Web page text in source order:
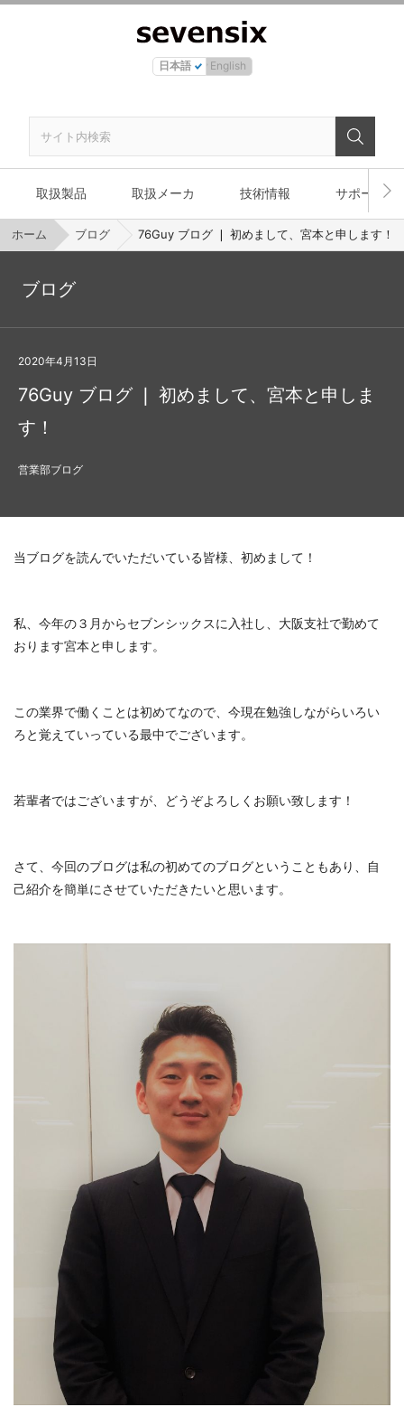
日本語 English
取扱製品 取扱メーカ 技術情報 サポート
ホーム ブログ 76Guy ブログ ❘ 初めまして、宮本と申します！
ブログ
76Guy ブログ ❘ 初めまして、宮本と申しま
す！
営業部ブログ
2020年4月13日
当ブログを読んでいただいている皆様、初めまして！
私、今年の３月からセブンシックスに入社し、大阪支社で勤めて
おります宮本と申します。
この業界で働くことは初めてなので、今現在勉強しながらいろい
ろと覚えていっている最中でございます。
若輩者ではございますが、どうぞよろしくお願い致します！
さて、今回のブログは私の初めてのブログということもあり、自
己紹介を簡単にさせていただきたいと思います。